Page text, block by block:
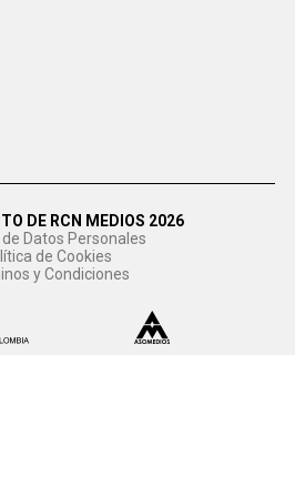
DE RCN MEDIOS 2026
Datos Personales
de Cookies
y Condiciones